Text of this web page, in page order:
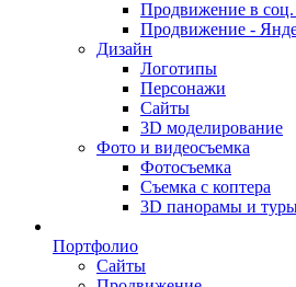
Продвижение в соц.
Продвижение -
Дизайн
Логотипы
Персонажи
Сайты
3D моделирование
Фото и видеосъемка
Фотосъемка
Съемка с коптера
3D панорамы и
Портфолио
Сайты